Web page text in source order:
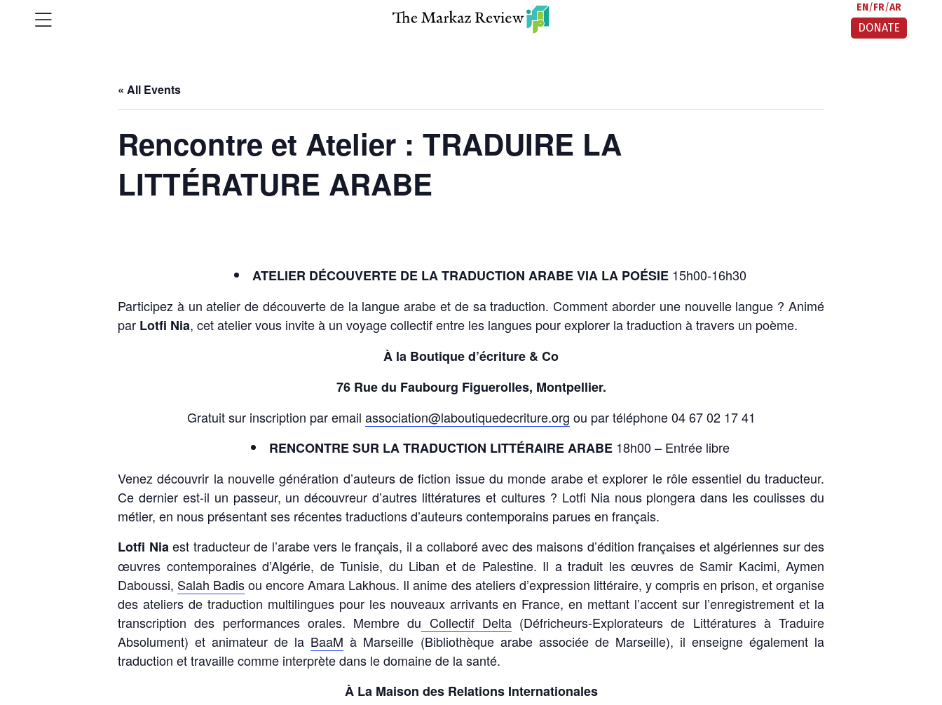
EN FR AR
DONATE
« All Events
Rencontre et Atelier : TRADUIRE LA
LITTÉRATURE ARABE
ATELIER DÉCOUVERTE DE LA TRADUCTION ARABE VIA LA POÉSIE 15h00-16h30
Participez à un atelier de découverte de la langue arabe et de sa traduction. Comment aborder une nouvelle langue ? Animé
par Lotfi Nia, cet atelier vous invite à un voyage collectif entre les langues pour explorer la traduction à travers un poème.
À la Boutique d’écriture & Co
76 Rue du Faubourg Figuerolles, Montpellier.
Gratuit sur inscription par email association@laboutiquedecriture.org ou par téléphone 04 67 02 17 41
RENCONTRE SUR LA TRADUCTION LITTÉRAIRE ARABE 18h00 – Entrée libre
Venez découvrir la nouvelle génération d’auteurs de fiction issue du monde arabe et explorer le rôle essentiel du traducteur.
Ce dernier est-il un passeur, un découvreur d’autres littératures et cultures ? Lotfi Nia nous plongera dans les coulisses du
métier, en nous présentant ses récentes traductions d’auteurs contemporains parues en français.
Lotfi Nia est traducteur de l’arabe vers le français, il a collaboré avec des maisons d’édition françaises et algériennes sur des
œuvres contemporaines d’Algérie, de Tunisie, du Liban et de Palestine. Il a traduit les œuvres de Samir Kacimi, Aymen
Daboussi, Salah Badisou encore Amara Lakhous. Il anime des ateliers d’expression littéraire, y compris en prison, et organise
des ateliers de traduction multilingues pour les nouveaux arrivants en France, en mettant l’accent sur l’enregistrement et la
transcription des performances orales. Membre du Collectif Delta(Défricheurs-Explorateurs de Littératures à Traduire
Absolument) et animateur de la BaaM à Marseille (Bibliothèque arabe associée de Marseille), il enseigne également la
traduction et travaille comme interprète dans le domaine de la santé.
À La Maison des Relations Internationales